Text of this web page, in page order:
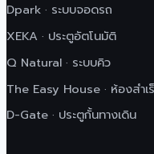
Dpark · ระบบจอดรถ
XEKA · ประตูอัตโนมัติ
Q Natural · ระบบคิว
The Easy House · ห้องสำเ
D-Gate · ประตูกั้นทางเดิน